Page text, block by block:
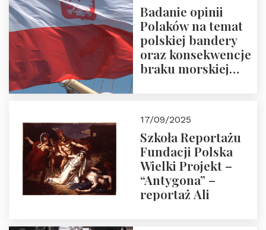
Badanie opinii
Polaków na temat
polskiej bandery
oraz konsekwencje
braku morskiej
17/09/2025
Szkoła Reportażu
Fundacji Polska
Wielki Projekt –
“Antygona” –
reportaż Ali